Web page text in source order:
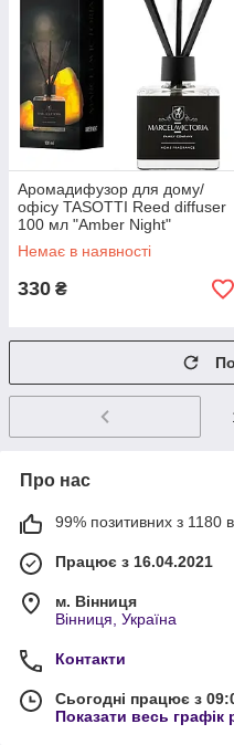
Аромадифузор для дому/
офісу TASOTTI Reed diffuser
100 мл "Amber Night"
Немає в наявності
330 ₴
Про нас
99% позитивних з 1180
Працює з 16.04.2021
м. Вінниця
Вінниця, Україна
Контакти
Сьогодні працює з
Показати весь графік